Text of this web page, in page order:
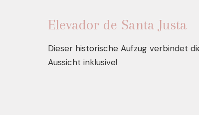
Elevador de Santa Justa
Dieser historische Aufzug verbindet
Aussicht inklusive!